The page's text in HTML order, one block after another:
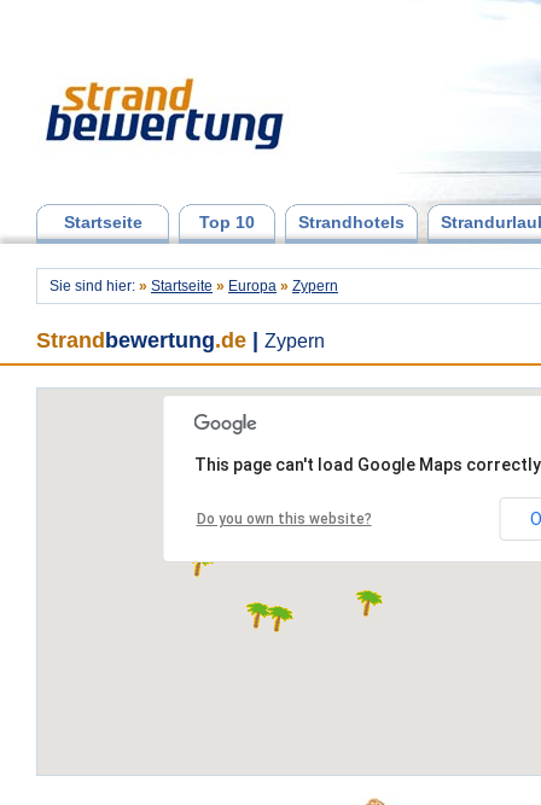
Startseite Top 10 Strandhotels
Sie sind hier: » Startseite » Europa » Zypern
Strand bewertung.de Zypern
This page can't load Google Maps
Do you own this website?